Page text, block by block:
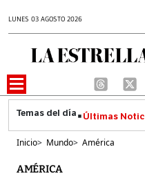
LUNES 03 AGOSTO 2026
Últimas
Inicio> Mundo> América
AMÉRICA